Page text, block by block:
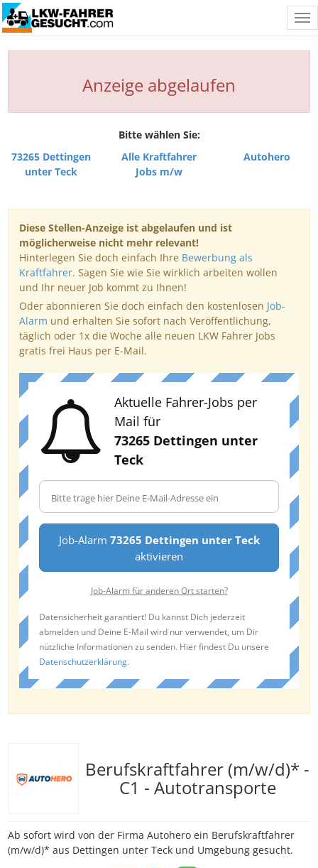
Anzeige abgelaufen
Bitte wählen Sie:
73265 Dettingen
unter Teck
Alle Kraftfahrer
Jobs m/w
Autohero
Diese Stellen-Anzeige ist abgelaufen und ist
möglicherweise nicht mehr relevant!
Hinterlegen Sie doch einfach Ihre Bewerbung als
Kraftfahrer. Sagen Sie wie Sie wirklich arbeiten wollen
und Ihr neuer Job kommt zu Ihnen!
Oder abonnieren Sie doch einfach den kostenlosen Job-
Alarm und erhalten Sie sofort nach Veröffentlichung,
täglich oder 1x die Woche alle neuen LKW Fahrer Jobs
gratis frei Haus per E-Mail.
Aktuelle Fahrer-Jobs per
Mail für
73265 Dettingen unter
Teck
Job-Alarm 73265 Dettingen unter Teck
aktivieren
Job-Alarm für anderen Ort starten?
Datensicherheit garantiert! Du kannst Dich jederzeit
abmelden und Deine E-Mail wird nur verwendet, um Dir
nützliche Informationen zu senden. Hier findest Du unsere
Datenschutzerklärung.
Berufskraftfahrer (m/w/d)* -
C1 - Autotransporte
Ab sofort wird von der Firma Autohero ein Berufskraftfahrer
(m/w/d)* aus Dettingen unter Teck und Umgebung gesucht.